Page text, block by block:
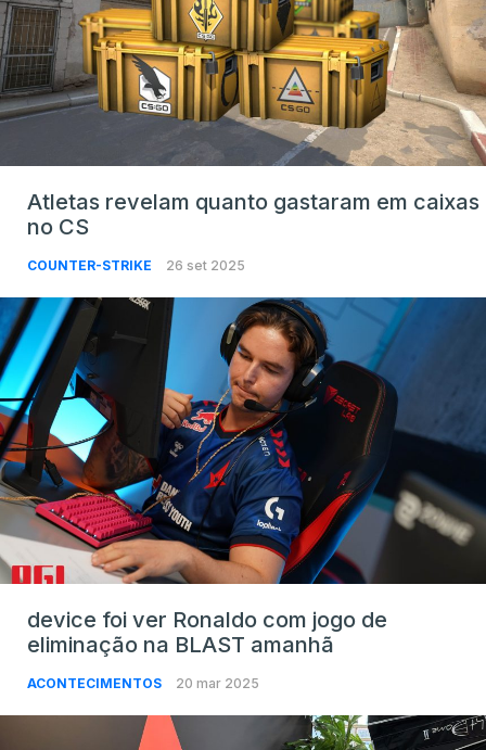
Atletas revelam quanto gastaram em caixas
no CS
COUNTER-STRIKE 26 set 2025
device foi ver Ronaldo com jogo de
eliminação na BLAST amanhã
ACONTECIMENTOS 20 mar 2025